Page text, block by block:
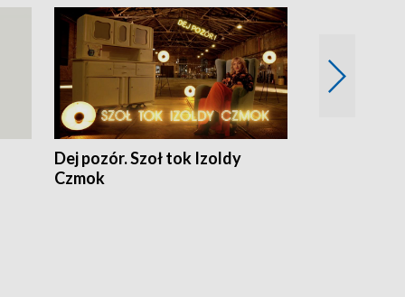
Dej pozór. Szoł tok Izoldy
Czmok